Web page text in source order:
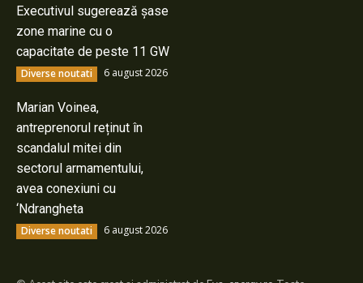
Executivul sugerează șase
zone marine cu o
capacitate de peste 11 GW
Diverse noutati 6 august 2026
Marian Voinea,
antreprenorul reținut în
scandalul mitei din
sectorul armamentului,
avea conexiuni cu
‘Ndrangheta
Diverse noutati 6 august 2026